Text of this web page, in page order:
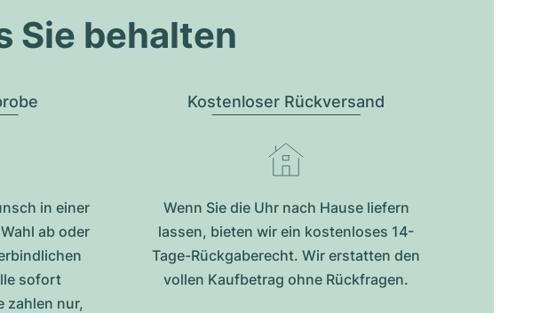
Sie behalten
in einer
ab oder
sofort
zahlen nur,
Kostenloser Rückversand
Wenn Sie die Uhr nach Hause liefern
lassen, bieten wir ein kostenloses 14-
Tage-Rückgaberecht. Wir erstatten den
vollen Kaufbetrag ohne Rückfragen.